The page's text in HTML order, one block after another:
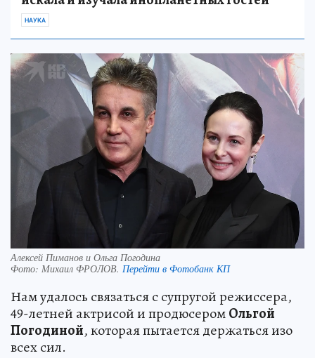
НАУКА
Алексей Пиманов и Ольга Погодина
Фото: Михаил ФРОЛОВ. Перейти в Фотобанк КП
Нам удалось связаться с супругой режиссера,
49-летней актрисой и продюсеромОльгой
Погодиной, которая пытается держаться изо
всех сил.